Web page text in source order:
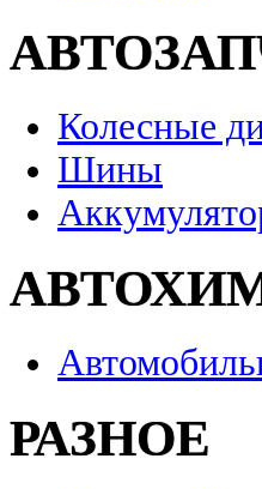
Колесные
Шины
РАЗНОЕ